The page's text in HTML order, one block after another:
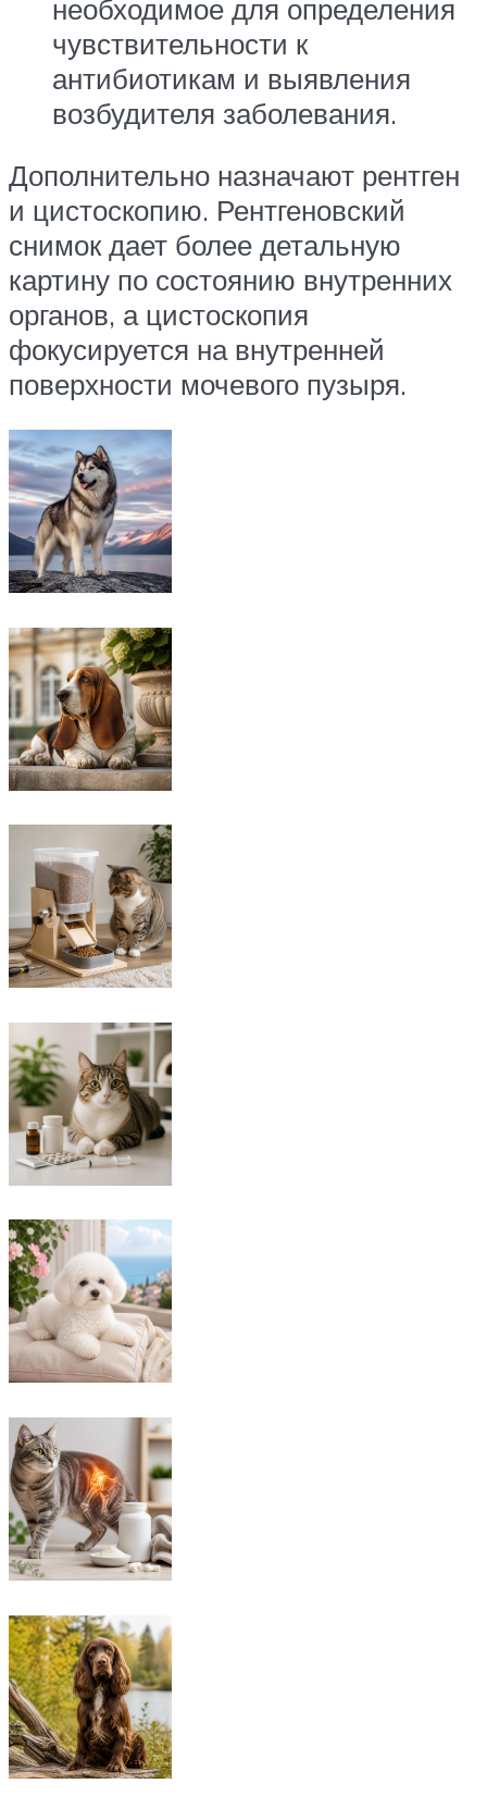
необходимое для определения
чувствительности к
антибиотикам и выявления
возбудителя заболевания.
Дополнительно назначают рентген
и цистоскопию. Рентгеновский
снимок дает более детальную
картину по состоянию внутренних
органов, а цистоскопия
фокусируется на внутренней
поверхности мочевого пузыря.